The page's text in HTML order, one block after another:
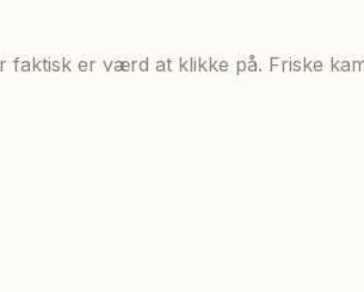
faktisk er værd at klikke på. Friske